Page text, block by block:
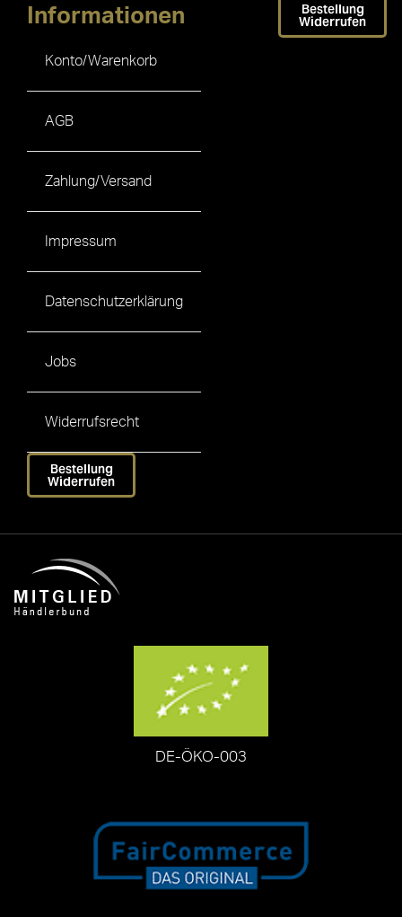
Informationen
Konto/Warenkorb
AGB
Zahlung/Versand
Impressum
Datenschutzerklärung
Jobs
Widerrufsrecht
Bestellung
Widerrufen
Bestellung
Widerrufen
DE-ÖKO-003